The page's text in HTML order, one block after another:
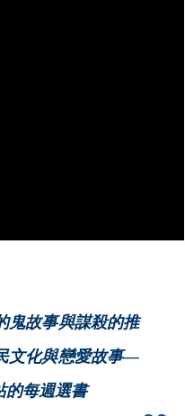
鬼故事與謀殺的推
文化與戀愛故事—
每週選書